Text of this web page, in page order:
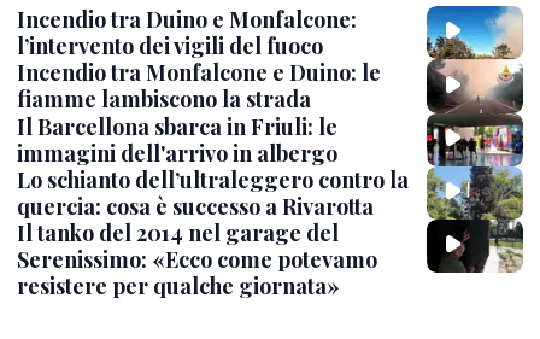
Incendio tra Duino e Monfalcone:
l’intervento dei vigili del fuoco
Incendio tra Monfalcone e Duino: le
fiamme lambiscono la strada
Il Barcellona sbarca in Friuli: le
immagini dell'arrivo in albergo
Lo schianto dell’ultraleggero contro la
quercia: cosa è successo a Rivarotta
Il tanko del 2014 nel garage del
Serenissimo: «Ecco come potevamo
resistere per qualche giornata»